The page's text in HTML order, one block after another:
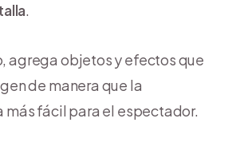
.
agrega objetos y efectos que
de manera que la
más fácil para el espectador.